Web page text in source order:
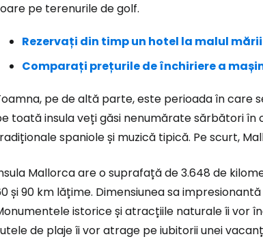
pe terenurile de golf.
Rezervați din timp un hotel la malul mării
Comparați prețurile de închiriere a
pe de altă parte, este perioada în care
toată insula veți găsi nenumărate sărbători
spaniole și muzică tipică. Pe scurt,
Mallorca are o suprafață de 3.648 de
și 90 km lățime. Dimensiunea sa
istorice și atracțiile naturale îi vor
de plaje îi vor atrage pe iubitorii unei